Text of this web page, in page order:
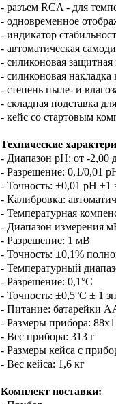
- разъем RCA - для
- одновременное
- индикатор
- автоматическая
- силиконовая
- силиконовая
- степень пыле- и
- складная подставка
- кейс со стартовым
Технические
- Диапазон pH: от -2,00
- Разрешение: 0,1/0,01
- Точность: ±0,01 pH ±1
- Калибровка:
- Температурная
- Диапазон измерения
- Разрешение: 1 мВ
- Точность: ±0,1%
- Температурный
- Разрешение: 0,1°C
- Точность: ±0,5°C ± 1
- Питание: батарейки
- Размеры прибора:
- Вес прибора: 313 г
- Размеры кейса с
- Вес кейса: 1,6 кг
Комплект поставки: